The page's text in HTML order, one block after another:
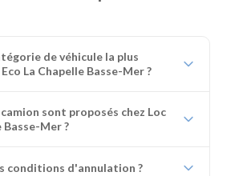
de véhicule la plus
La Chapelle Basse-Mer ?
sont proposés chez Loc
Basse-Mer ?
conditions d'annulation ?